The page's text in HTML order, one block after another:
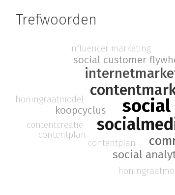
Trefwoorden
social
social
social customer
koopcyclus
contentplan
contentplan
influencer marketing
contentcreatie
honingraatmodel